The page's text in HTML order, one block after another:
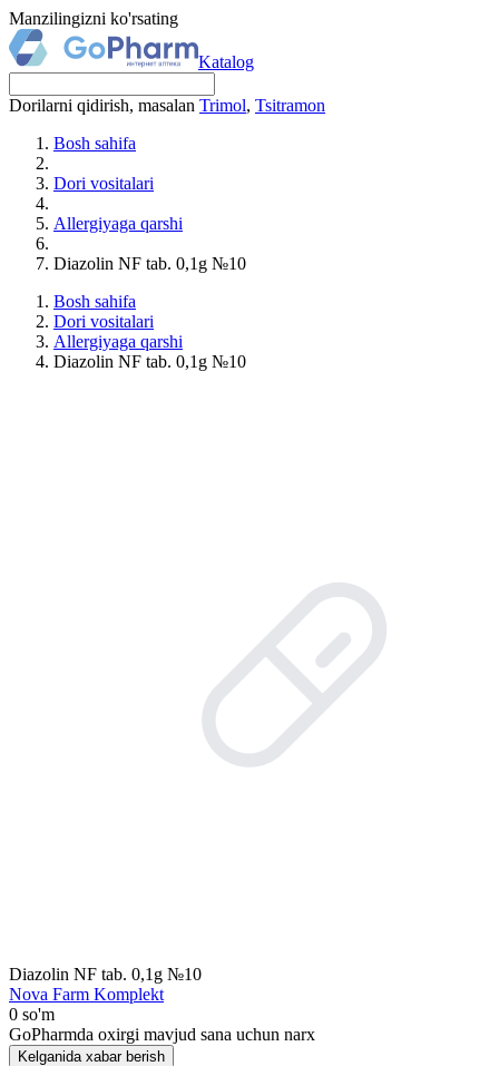
Manzilingizni ko'rsating
Katalog
Dorilarni qidirish, masalan Trimol, Tsitramon
Bosh sahifa
Dori vositalari
Allergiyaga qarshi
Diazolin NF tab. 0,1g №10
Bosh sahifa
Dori vositalari
Allergiyaga qarshi
Diazolin NF tab. 0,1g №10
Diazolin NF tab. 0,1g №10
Nova Farm Komplekt
0 so'm
GoPharmda oxirgi mavjud sana uchun narx
Kelganida xabar berish